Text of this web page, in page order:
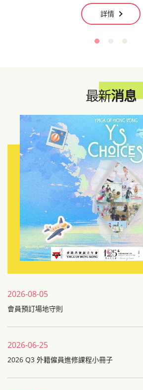
詳情
最新消息
2026-08-05
會員預訂場地守則
2026-06-25
2026 Q3 外籍僱員進修課程小冊子